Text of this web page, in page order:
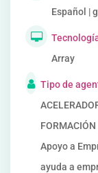
Español |
Array
Tipo de
Apoyo a
ayuda a